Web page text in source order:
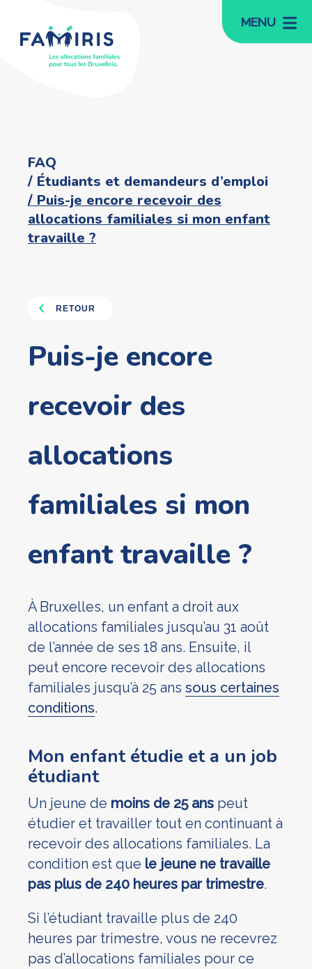
MENU
FAQ
Étudiants et demandeurs d’emploi
Puis-je encore recevoir des
allocations familiales si mon enfant
travaille ?
RETOUR
Puis-je encore
recevoir des
allocations
familiales si mon
enfant travaille ?
À Bruxelles, un enfant a droit aux
allocations familiales jusqu’au 31 août
de l’année de ses 18 ans. Ensuite, il
peut encore recevoir des allocations
familiales jusqu’à 25 ans sous certaines
conditions.
Mon enfant étudie et a un job
étudiant
Un jeune de moins de 25 ans peut
étudier et travailler tout en continuant à
recevoir des allocations familiales. La
condition est que le jeune ne travaille
pas plus de 240 heures par trimestre.
Si l’étudiant travaille plus de 240
heures par trimestre, vous ne recevrez
pas d’allocations familiales pour ce